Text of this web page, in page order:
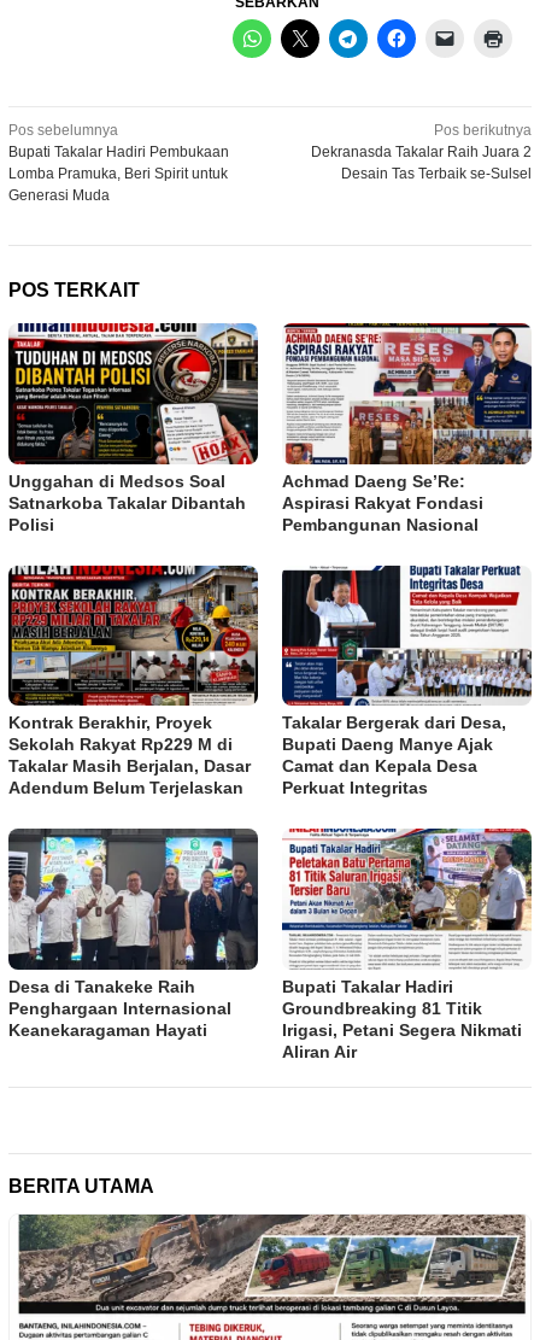
Navigasi
pos
Pos sebelumnya
Bupati Takalar Hadiri Pembukaan
Lomba Pramuka, Beri Spirit untuk
Generasi Muda
Pos berikutnya
Dekranasda Takalar Raih Juara 2
Desain Tas Terbaik se-Sulsel
POS TERKAIT
Unggahan di Medsos Soal
Satnarkoba Takalar Dibantah
Polisi
Achmad Daeng Se’Re:
Aspirasi Rakyat Fondasi
Pembangunan Nasional
Kontrak Berakhir, Proyek
Sekolah Rakyat Rp229 M di
Takalar Masih Berjalan, Dasar
Adendum Belum Terjelaskan
Takalar Bergerak dari Desa,
Bupati Daeng Manye Ajak
Camat dan Kepala Desa
Perkuat Integritas
Desa di Tanakeke Raih
Penghargaan Internasional
Keanekaragaman Hayati
Bupati Takalar Hadiri
Groundbreaking 81 Titik
Irigasi, Petani Segera Nikmati
Aliran Air
BERITA UTAMA